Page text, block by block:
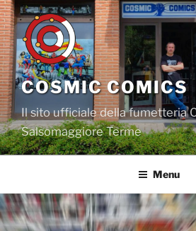
Salta
al
contenuto
COSMIC COMICS
Il sito ufficiale della fumetteria
Salsomaggiore Terme
Menu